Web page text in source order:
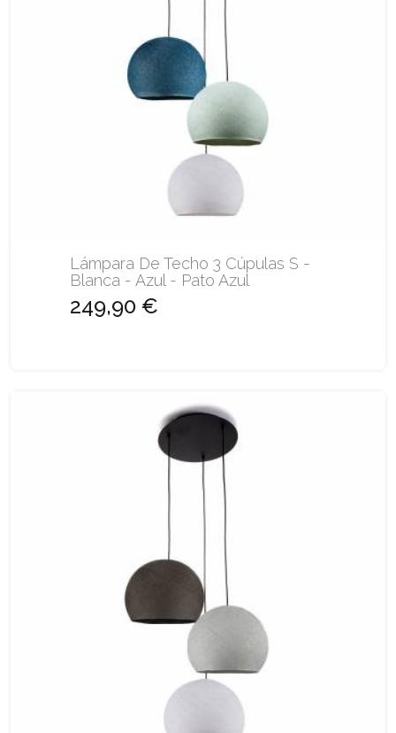
Lámpara De Techo 3 Cúpulas S -
Blanca - Azul - Pato Azul
249,90 €